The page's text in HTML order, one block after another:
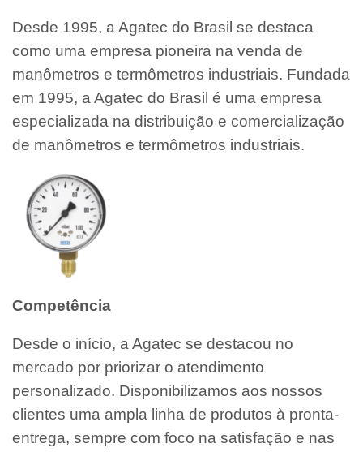
Desde 1995, a Agatec do Brasil se destaca
como uma empresa pioneira na venda de
manômetros e termômetros industriais. Fundada
em 1995, a Agatec do Brasil é uma empresa
especializada na distribuição e comercialização
de manômetros e termômetros industriais.
Competência
Desde o início, a Agatec se destacou no
mercado por priorizar o atendimento
personalizado. Disponibilizamos aos nossos
clientes uma ampla linha de produtos à pronta-
entrega, sempre com foco na satisfação e nas